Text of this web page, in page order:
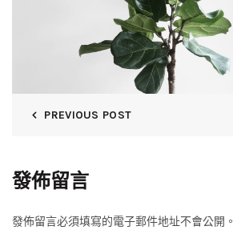
PREVIOUS POST
發佈留言
發佈留言必須填寫的電子郵件地址不會公開。